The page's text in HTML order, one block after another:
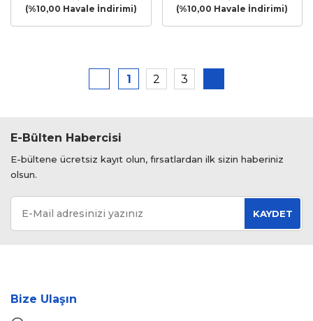
(%10,00 Havale İndirimi) (%10,00 Havale İndirimi)
1 2 3
E-Bülten Habercisi
E-bültene ücretsiz kayıt olun, fırsatlardan ilk sizin haberiniz
olsun.
KAYDET
Bize Ulaşın